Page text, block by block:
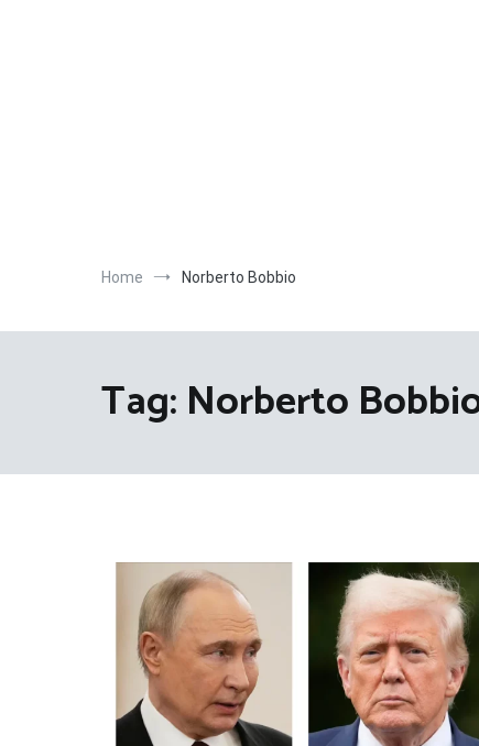
Home Norberto Bobbio
Tag: Norberto